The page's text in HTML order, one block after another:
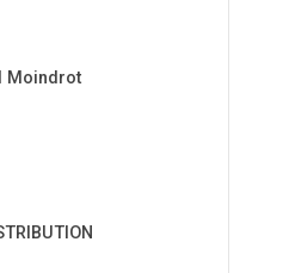
Moindrot